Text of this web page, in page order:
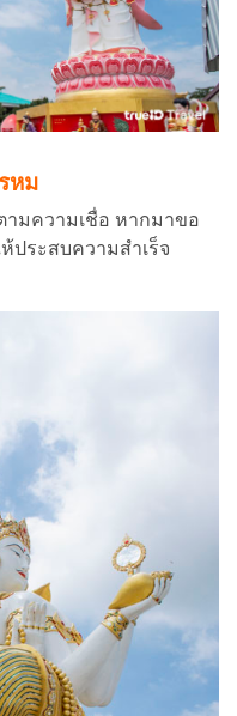
หม
มความเชื่อ หากมาขอ
ประสบความสำเร็จ